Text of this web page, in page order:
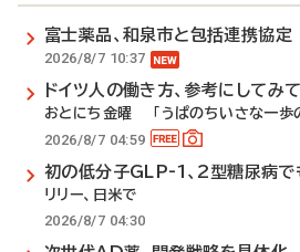
富士薬品、和泉市と包括連携協定
2026/8/7 10:37
ドイツ人の働き方、参考にしてみ
おとにち金曜 「うぱのちいさな一歩の
2026/8/7 04:59
初の低分子GLP-1、2型糖尿病で
リリー、日米で
2026/8/7 04:30